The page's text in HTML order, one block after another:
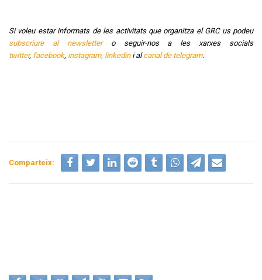
Si voleu estar informats de les activitats que organitza el GRC us podeu
subscriure al newslettero seguir-nos a les xarxes socials
twitter, facebook, instagram, linkedini alcanal de telegram.
Comparteix: